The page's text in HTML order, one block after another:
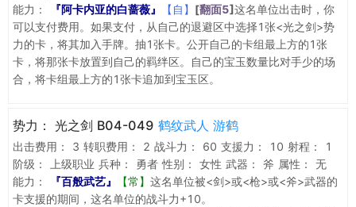
能力：
『阿卡内亚的白蔷薇』 【自】 [翻面5]这名单位出击时，你
可以支付费用。如果支付，从自己的退避区中选择1张<光之剑>势
力的卡，将其加入手牌。抽1张卡。公开自己的卡组最上方的1张
卡，将那张卡放置到自己的羁绊区。自己的宝玉数量比对手少的场
合，将卡组最上方的1张卡追加到宝玉区。
势力： 光之剑 B04-049 鹤纹武人 游鹤
出击费用： 3 转职费用： 2 战斗力： 60 支援力： 10 射程：
1
阶级：
上级职业 兵种： 勇者 性别： 女性 武器： 斧 属性：
无
能力：
『百般武艺』 【常】 这名单位被<剑>或<枪>或<斧>武器的
卡支援的期间，这名单位的战斗力+10。